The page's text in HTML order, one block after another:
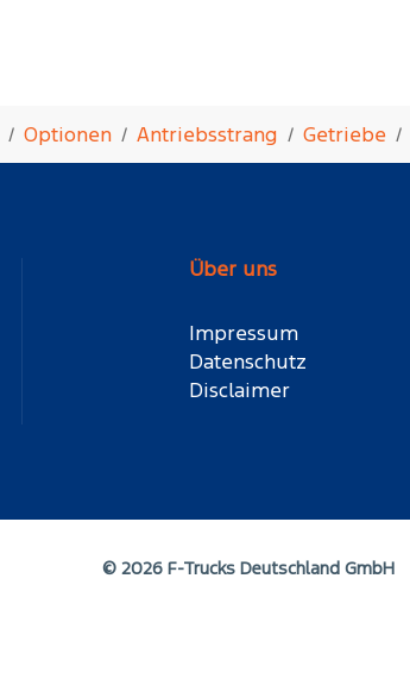
Optionen Antriebsstrang Getriebe
Über uns
Impressum
Datenschutz
Disclaimer
© 2026 F-Trucks Deutschland GmbH